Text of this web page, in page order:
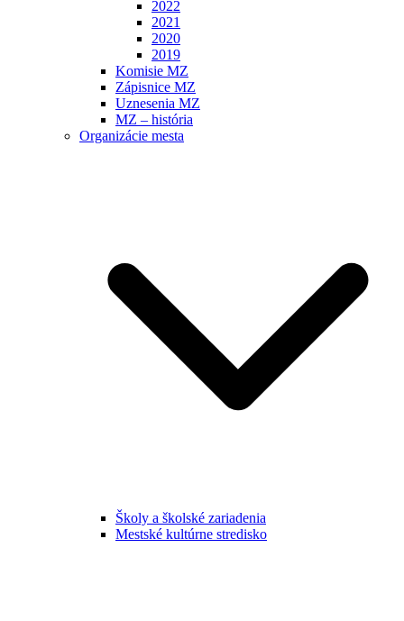
2022
2021
2020
2019
Komisie MZ
Zápisnice MZ
Uznesenia MZ
MZ – história
Organizácie mesta
Školy a školské zariadenia
Mestské kultúrne stredisko